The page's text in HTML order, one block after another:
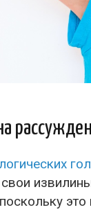
свои